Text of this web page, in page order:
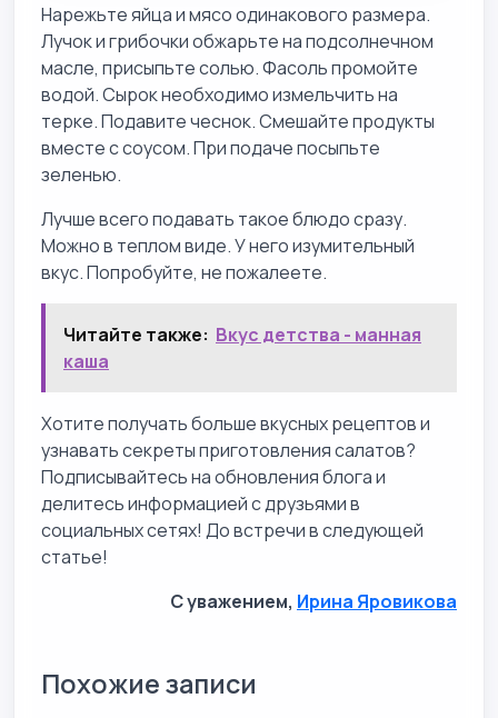
Нарежьте яйца и мясо одинакового размера.
Лучок и грибочки обжарьте на подсолнечном
масле, присыпьте солью. Фасоль промойте
водой. Сырок необходимо измельчить на
терке. Подавите чеснок. Смешайте продукты
вместе с соусом. При подаче посыпьте
зеленью.
Лучше всего подавать такое блюдо сразу.
Можно в теплом виде. У него изумительный
вкус. Попробуйте, не пожалеете.
Читайте также: Вкус детства - манная
каша
Хотите получать больше вкусных рецептов и
узнавать секреты приготовления салатов?
Подписывайтесь на обновления блога и
делитесь информацией с друзьями в
социальных сетях! До встречи в следующей
статье!
С уважением, Ирина Яровикова
Похожие записи